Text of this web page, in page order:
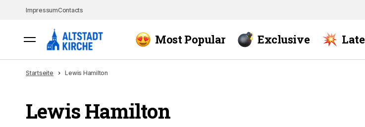
ImpressumContacts
Most Popular Exclusive
Startseite Lewis Hamilton
Lewis Hamilton